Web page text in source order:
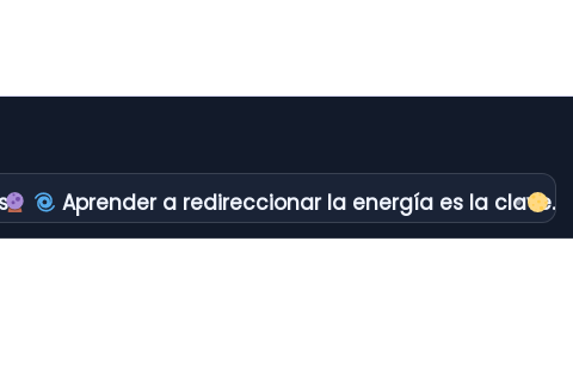
Aprender a redireccionar la energía es la clave.